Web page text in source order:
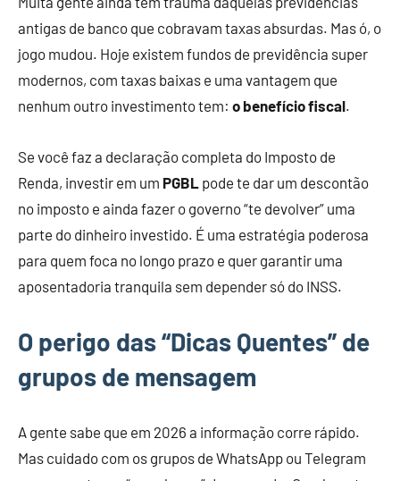
antigas de banco que cobravam taxas absurdas. Mas ó, o
jogo mudou. Hoje existem fundos de previdência super
modernos, com taxas baixas e uma vantagem que
nenhum outro investimento tem: o benefício fiscal.
Se você faz a declaração completa do Imposto de
Renda, investir em um PGBL pode te dar um descontão
no imposto e ainda fazer o governo “te devolver” uma
parte do dinheiro investido. É uma estratégia poderosa
para quem foca no longo prazo e quer garantir uma
aposentadoria tranquila sem depender só do INSS.
O perigo das “Dicas Quentes” de
grupos de mensagem
A gente sabe que em 2026 a informação corre rápido.
Mas cuidado com os grupos de WhatsApp ou Telegram